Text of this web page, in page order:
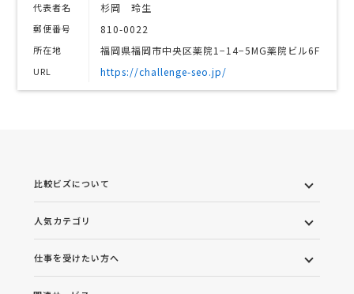
代表者名 杉岡 玲生
郵便番号 810-0022
所在地 福岡県福岡市中央区薬院1−14−5MG薬院ビル6F
URL https://challenge-seo.jp/
比較ビズについて
人気カテゴリ
仕事を受けたい方へ